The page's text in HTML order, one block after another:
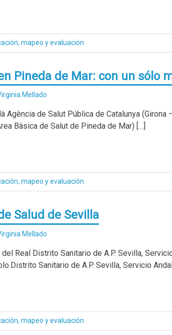
mapeo y evaluación
Pineda de Mar: con un sólo
Mellado
Agència de Salut Pública de Catalunya
Bàsica de Salut de Pineda de Mar) […]
mapeo y evaluación
Salud de Sevilla
Mellado
Real Distrito Sanitario de A.P. Sevilla,
Sanitario de A.P. Sevilla, Servicio
mapeo y evaluación